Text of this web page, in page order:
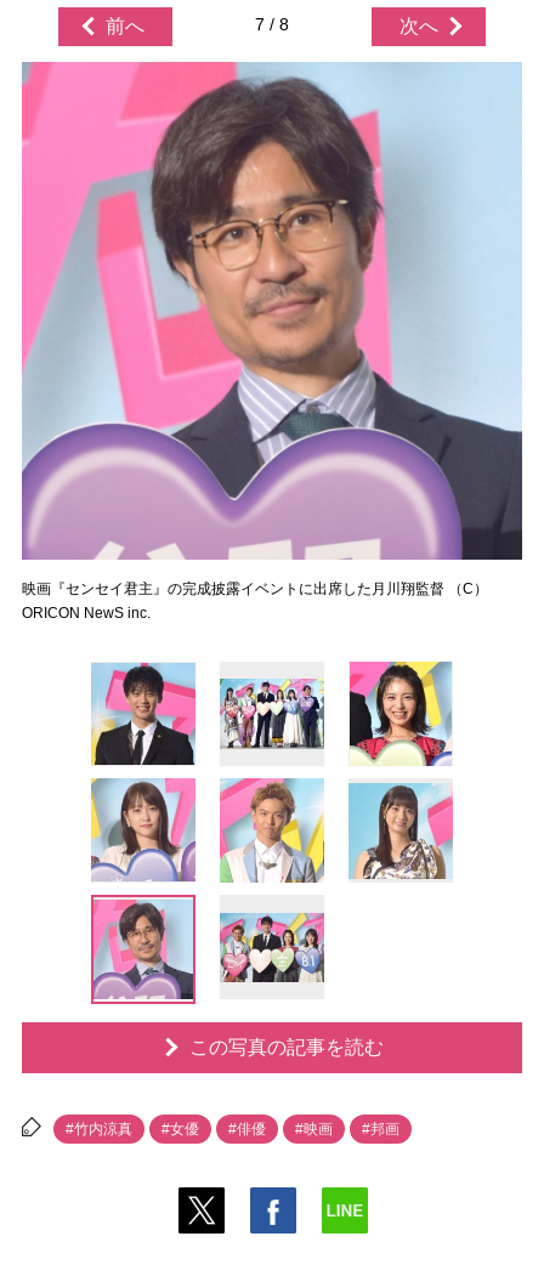
前へ 7 / 8 次へ
映画『センセイ君主』の完成披露イベントに出席した月川翔監督 （C）
ORICON NewS inc.
この写真の記事を読む
#竹内涼真 #女優 #俳優 #映画 #邦画